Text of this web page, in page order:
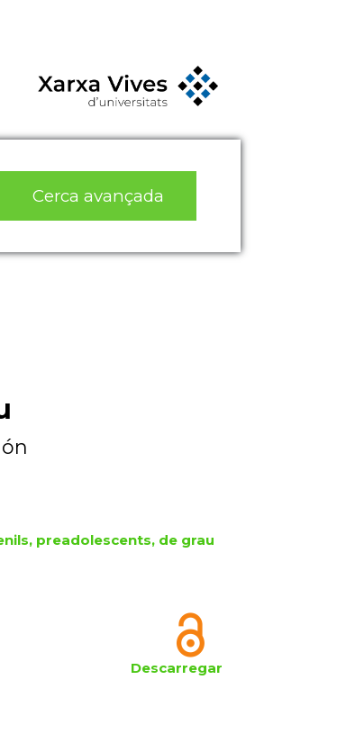
Cerca avançada
preadolescents, de grau
Descarregar